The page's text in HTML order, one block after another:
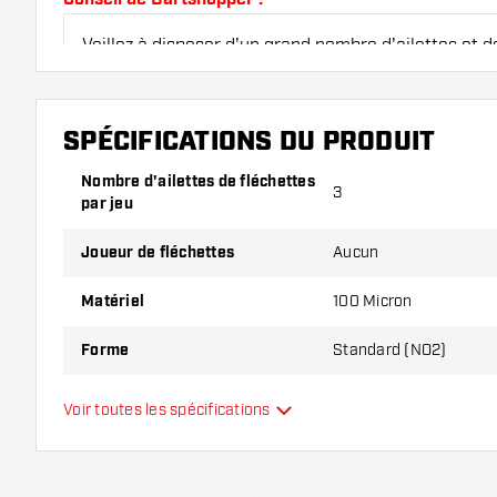
Veillez à disposer d'un grand nombre d'ailettes et
endommagés ou cassés à l'usage.
Essayez une forme, un matériau ou une épaisseur
SPÉCIFICATIONS DU PRODUIT
Nombre d'ailettes de fléchettes
par jeu
3
Joueur de fléchettes Aucun
Matériel 100 Micron
Forme Standard (NO2)
Flexibilité
Voir toutes les spécifications